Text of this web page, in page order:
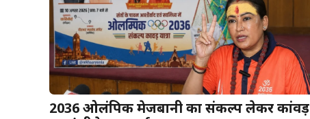
2036 ओलंपिक मेजबानी का संकल्प लेकर कांवड़